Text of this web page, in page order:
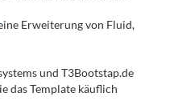
Erweiterung von Fluid,
und T3Bootstap.de
das Template käuflich